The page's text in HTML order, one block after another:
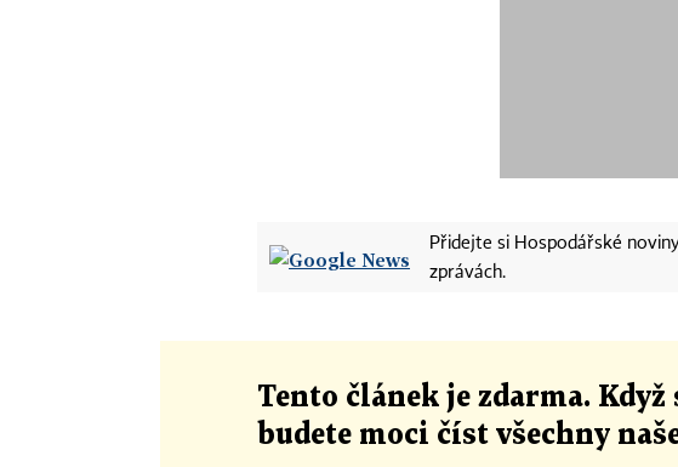
Přidejte si Hospodářské
zprávách.
Tento článek je zdarma.
budete moci číst všechny